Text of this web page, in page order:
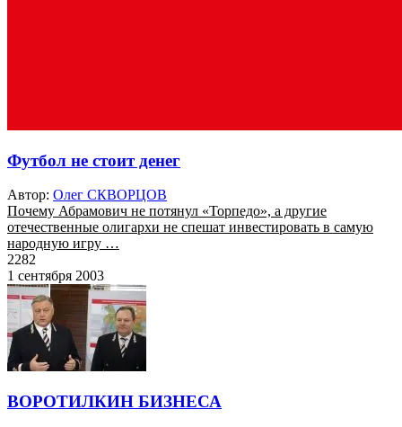
Футбол не стоит денег
Автор: Олег СКВОРЦОВ
Почему Абрамович не потянул «Торпедо», а другие
отечественные олигархи не спешат инвестировать в самую
народную игру …
2282
1 сентября 2003
ВОРОТИЛКИН БИЗНЕСА